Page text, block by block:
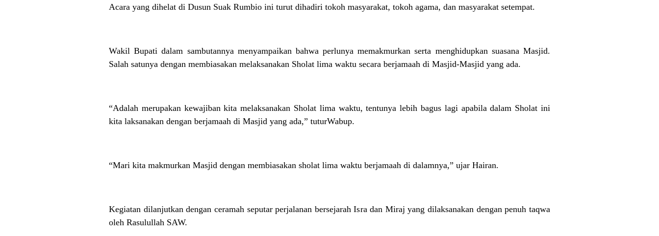
Acara yang dihelat di Dusun Suak Rumbio ini turut dihadiri tokoh masyarakat, tokoh agama, dan masyarakat setempat.
Wakil Bupati dalam sambutannya menyampaikan bahwa perlunya memakmurkan serta menghidupkan suasana Masjid.
Salah satunya dengan membiasakan melaksanakan Sholat lima waktu secara berjamaah di Masjid-Masjid yang ada.
“Adalah merupakan kewajiban kita melaksanakan Sholat lima waktu, tentunya lebih bagus lagi apabila dalam Sholat ini
kita laksanakan dengan berjamaah di Masjid yang ada,” tuturWabup.
“Mari kita makmurkan Masjid dengan membiasakan sholat lima waktu berjamaah di dalamnya,” ujar Hairan.
Kegiatan dilanjutkan dengan ceramah seputar perjalanan bersejarah Isra dan Miraj yang dilaksanakan dengan penuh taqwa
oleh Rasulullah SAW.